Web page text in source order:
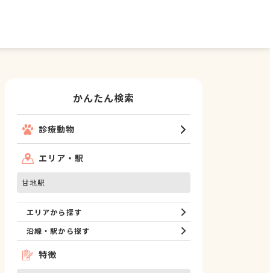
かんたん検索
診療動物
エリア・駅
甘地駅
エリアから探す
沿線・駅から探す
特徴